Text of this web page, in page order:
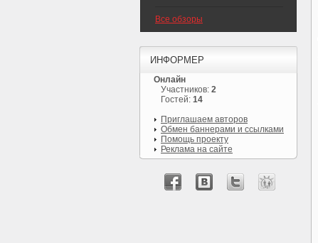
Все обзоры
ИНФОРМЕР
Онлайн
Участников: 2
Гостей: 14
Приглашаем авторов
Обмен баннерами и ссылками
Помощь проекту
Реклама на сайте